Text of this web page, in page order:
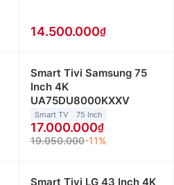
14.500.000
Smart Tivi Samsung 75
Inch 4K
UA75DU8000KXXV
Smart TV 75 Inch
17.000.000
19.050.000-11%
Smart Tivi LG 43 Inch 4K